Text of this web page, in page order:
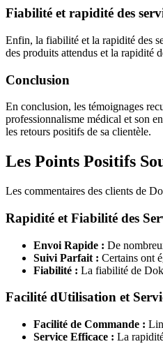
Fiabilité et rapidité des
Enfin, la fiabilité et la rapidité des
des produits attendus et la rapidité
Conclusion
En conclusion, les témoignages
professionnalisme médical et son
les retours positifs de sa clientèle.
Les Points Positifs
Les commentaires des clients de
Rapidité et Fiabilité des
Envoi Rapide : De
Suivi Parfait : Certains ont
Fiabilité : La fiabilité de
Facilité dUtilisation et
Facilité de Commande :
Service Efficace : La